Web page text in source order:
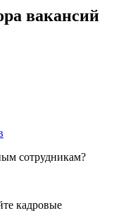
вакансий
сотрудникам?
кадровые